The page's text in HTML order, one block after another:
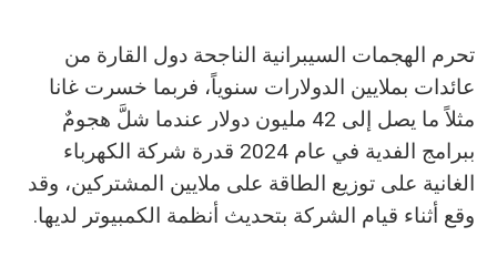
تحرم الهجمات السيبرانية الناجحة دول القارة من
عائدات بملايين الدولارات سنوياً، فربما خسرت غانا
مثلاً ما يصل إلى 42 مليون دولار عندما شلَّ هجومٌ
ببرامج الفدية في عام 2024 قدرة شركة الكهرباء
الغانية على توزيع الطاقة على ملايين المشتركين، وقد
وقع أثناء قيام الشركة بتحديث أنظمة الكمبيوتر لديها.